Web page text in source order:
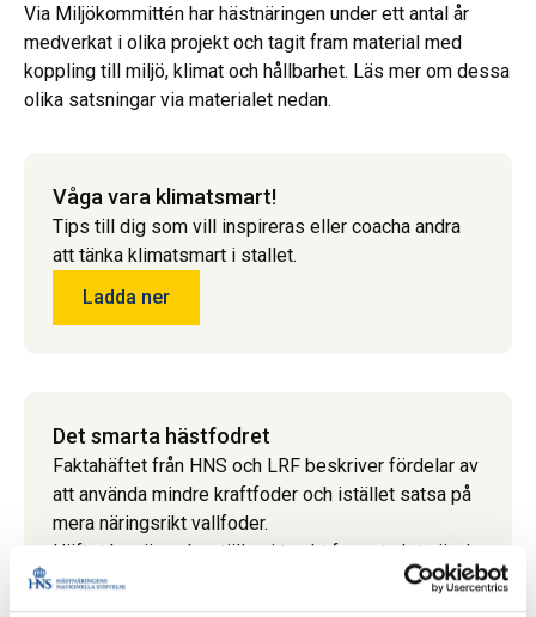
Via Miljökommittén har hästnäringen under ett antal år
medverkat i olika projekt och tagit fram material med
koppling till miljö, klimat och hållbarhet. Läs mer om dessa
olika satsningar via materialet nedan.
Våga vara klimatsmart!
Tips till dig som vill inspireras eller coacha andra
att tänka klimatsmart i stallet.
Ladda ner
Det smarta hästfodret
Faktahäftet från HNS och LRF beskriver fördelar av
att använda mindre kraftfoder och istället satsa på
mera näringsrikt vallfoder.
Häftet kan även beställas i tryckt format, det gör du
via e-post till Sara Lennartsson:
sara.lennartsson@lrf.se